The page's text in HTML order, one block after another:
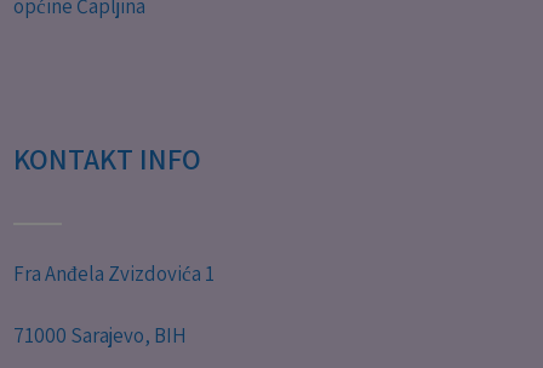
općine Čapljina
KONTAKT INFO
Fra Anđela Zvizdovića 1
71000 Sarajevo, BIH